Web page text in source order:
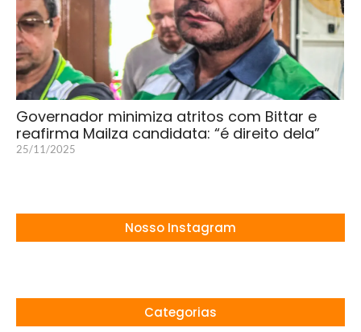
Governador minimiza atritos com Bittar e
reafirma Mailza candidata: “é direito dela”
25/11/2025
Nosso Instagram
Categorias